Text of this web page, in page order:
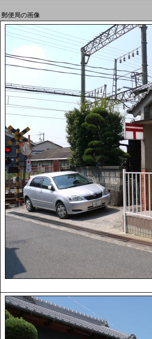
郵便局の画像